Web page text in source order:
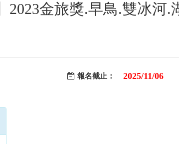
2023金旅獎.早鳥.雙冰
報名截止： 2025/11/06